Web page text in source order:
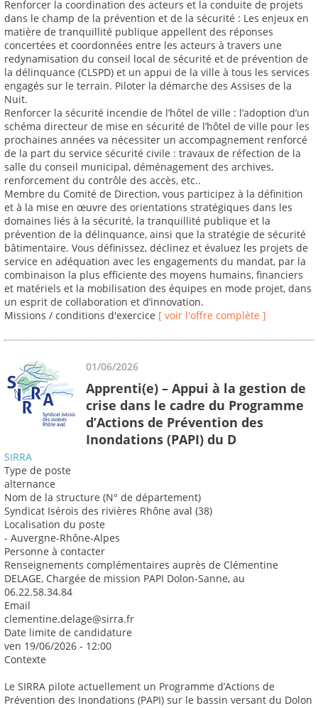
Renforcer la coordination des acteurs et la conduite de projets
dans le champ de la prévention et de la sécurité : Les enjeux en
matière de tranquillité publique appellent des réponses
concertées et coordonnées entre les acteurs à travers une
redynamisation du conseil local de sécurité et de prévention de
la délinquance (CLSPD) et un appui de la ville à tous les services
engagés sur le terrain. Piloter la démarche des Assises de la
Nuit.
Renforcer la sécurité incendie de l’hôtel de ville : l’adoption d’un
schéma directeur de mise en sécurité de l’hôtel de ville pour les
prochaines années va nécessiter un accompagnement renforcé
de la part du service sécurité civile : travaux de réfection de la
salle du conseil municipal, déménagement des archives,
renforcement du contrôle des accès, etc..
Membre du Comité de Direction, vous participez à la définition
et à la mise en œuvre des orientations stratégiques dans les
domaines liés à la sécurité, la tranquillité publique et la
prévention de la délinquance, ainsi que la stratégie de sécurité
bâtimentaire. Vous définissez, déclinez et évaluez les projets de
service en adéquation avec les engagements du mandat, par la
combinaison la plus efficiente des moyens humains, financiers
et matériels et la mobilisation des équipes en mode projet, dans
un esprit de collaboration et d’innovation.
Missions / conditions d'exercice [ voir l'offre complète ]
01/06/2026
Apprenti(e) – Appui à la gestion de
crise dans le cadre du Programme
d’Actions de Prévention des
Inondations (PAPI) du D
SIRRA
Type de poste
alternance
Nom de la structure (N° de département)
Syndicat Isérois des rivières Rhône aval (38)
Localisation du poste
- Auvergne-Rhône-Alpes
Personne à contacter
Renseignements complémentaires auprès de Clémentine
DELAGE, Chargée de mission PAPI Dolon-Sanne, au
06.22.58.34.84
Email
clementine.delage@sirra.fr
Date limite de candidature
ven 19/06/2026 - 12:00
Contexte
Le SIRRA pilote actuellement un Programme d’Actions de
Prévention des Inondations (PAPI) sur le bassin versant du Dolon